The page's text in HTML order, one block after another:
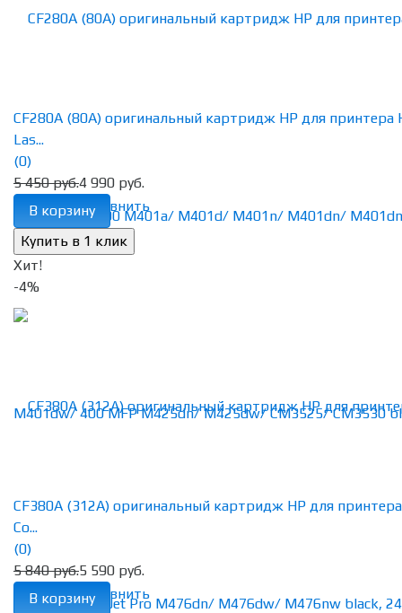
избранное сравнить
CF280A (80A) оригинальный картридж HP для принтера
Las...
(0)
5 450 руб.4 990 руб.
В корзину
Хит!
-4%
избранное сравнить
CF380A (312A) оригинальный картридж HP для
Co...
(0)
5 840 руб.5 590 руб.
В корзину